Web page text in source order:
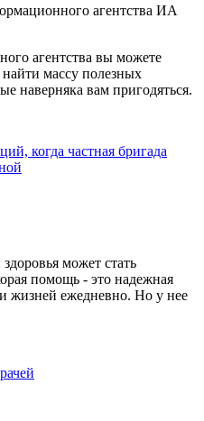
агентства ИА
агентства вы можете
массу полезных
наверняка вам пригодяться.
когда частная бригада
может стать
помощь - это надежная
жизней ежедневно. Но у нее